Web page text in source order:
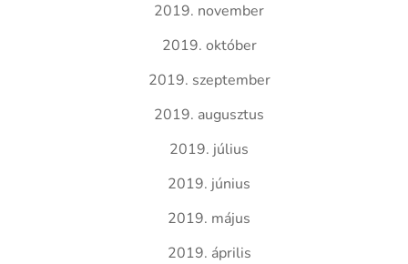
2019. november
2019. október
2019. szeptember
2019. augusztus
2019. július
2019. június
2019. május
2019. április